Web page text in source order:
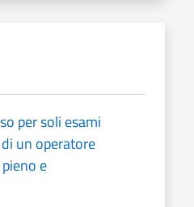
per soli esami
un operatore
e